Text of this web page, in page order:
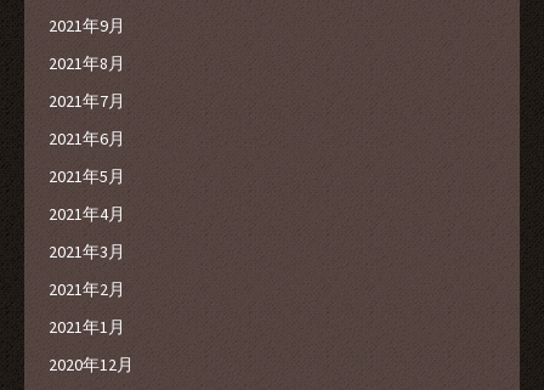
2021年9月
2021年8月
2021年7月
2021年6月
2021年5月
2021年4月
2021年3月
2021年2月
2021年1月
2020年12月